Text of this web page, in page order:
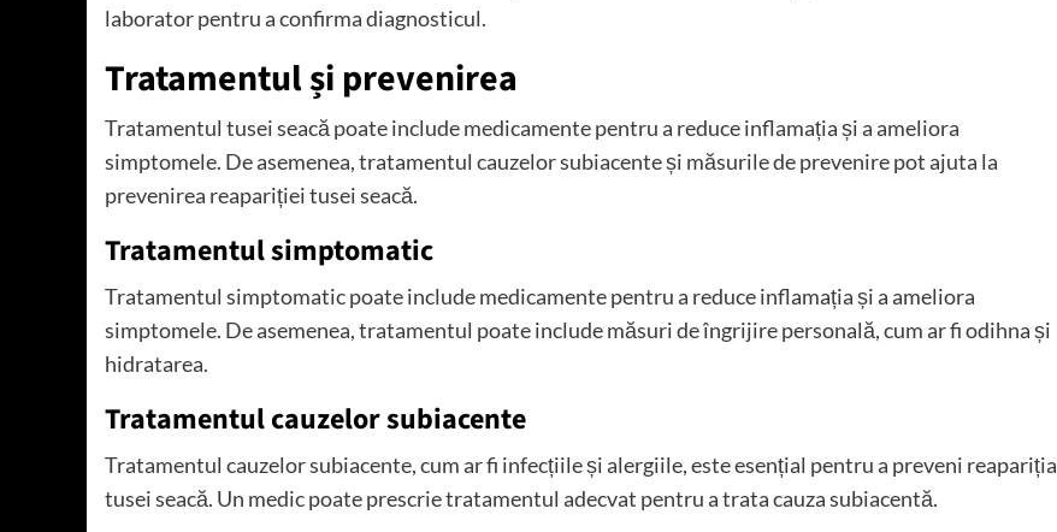
laborator pentru a confirma diagnosticul.
Tratamentul și prevenirea
Tratamentul tusei seacă poate include medicamente pentru a reduce inflamația și a ameliora
simptomele. De asemenea, tratamentul cauzelor subiacente și măsurile de prevenire pot ajuta la
prevenirea reapariției tusei seacă.
Tratamentul simptomatic
Tratamentul simptomatic poate include medicamente pentru a reduce inflamația și a ameliora
simptomele. De asemenea, tratamentul poate include măsuri de îngrijire personală, cum ar fi odihna și
hidratarea.
Tratamentul cauzelor subiacente
Tratamentul cauzelor subiacente, cum ar fi infecțiile și alergiile, este esențial pentru a preveni reapariția
tusei seacă. Un medic poate prescrie tratamentul adecvat pentru a trata cauza subiacentă.